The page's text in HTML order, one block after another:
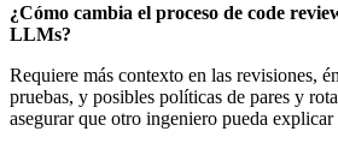
¿Cómo cambia el proceso de code
LLMs?
Requiere más contexto en las revisiones,
pruebas, y posibles políticas de pares y
asegurar que otro ingeniero pueda